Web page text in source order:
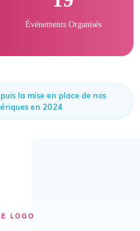
Événements Organisés
la mise en place de nos
en 2024
LOGO